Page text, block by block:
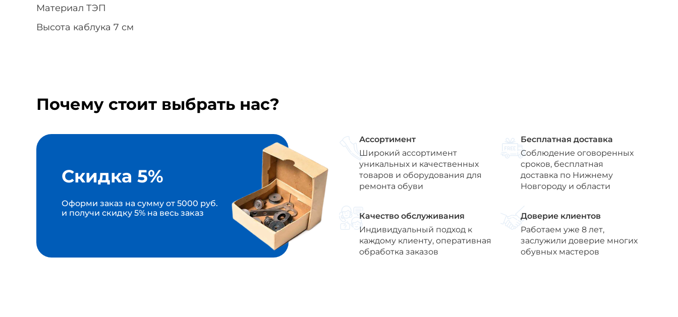
Материал ТЭП
Высота каблука 7 см
Почему стоит выбрать нас?
Скидка 5%
Оформи заказ на сумму от 5000 руб.
и получи скидку 5% на весь заказ
Ассортимент
Широкий ассортимент
уникальных и качественных
товаров и оборудования для
ремонта обуви
Бесплатная доставка
Соблюдение оговоренных
сроков, бесплатная
доставка по Нижнему
Новгороду и области
Качество обслуживания
Индивидуальный подход к
каждому клиенту, оперативная
обработка заказов
Доверие клиентов
Работаем уже 8 лет,
заслужили доверие многих
обувных мастеров